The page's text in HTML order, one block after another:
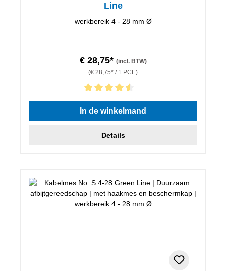
Line
werkbereik 4 - 28 mm Ø
€ 28,75* (incl. BTW)
(€ 28,75* / 1 PCE)
Gemiddelde waardering van 4.5 van 5 sterren
In de winkelmand
Details